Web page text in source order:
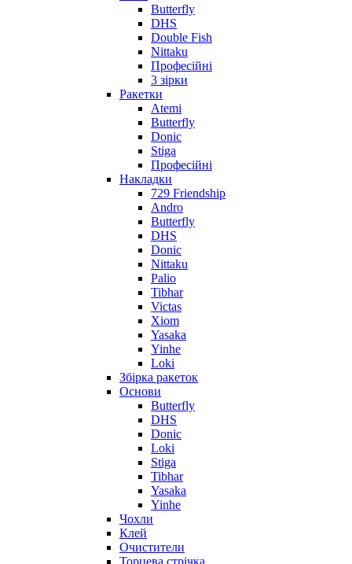
Butterfly
DHS
Double Fish
Nittaku
Професійні
3 зірки
Ракетки
Atemi
Butterfly
Donic
Stiga
Професійні
Накладки
729 Friendship
Andro
Butterfly
DHS
Donic
Nittaku
Palio
Tibhar
Victas
Xiom
Yasaka
Yinhe
Loki
Збірка ракеток
Основи
Butterfly
DHS
Donic
Loki
Stiga
Tibhar
Yasaka
Yinhe
Чохли
Клей
Очистители